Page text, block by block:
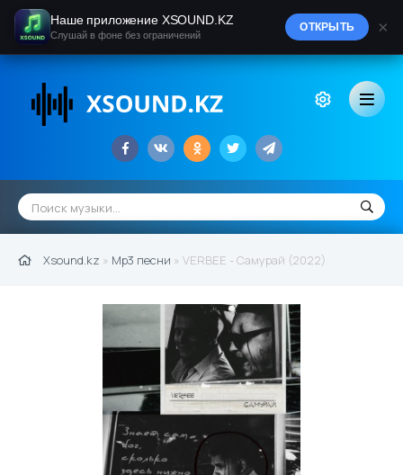
Xsound.kz » Mp3 песни » VERBEE - Самурай (2022)
Наше приложение XSOUND.KZ
Слушай в фоне без ограничений
ОТКРЫТЬ ×